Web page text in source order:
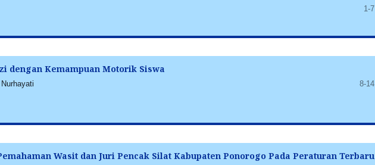
1-7
dengan Kemampuan Motorik Siswa
8-14
Wasit dan Juri Pencak Silat Kabupaten Ponorogo Pada Peraturan Terbaru